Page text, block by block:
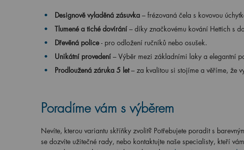
Designově vyladěná zásuvka – frézovaná čela s kovovou
Tlumené a tiché dovírání – díky značkovému kování Hettich s
Dřevěná police - pro odložení ručníků nebo osušek.
Unikátní provedení – Výběr mezi základními laky a elegantní
Prodloužená záruka 5 let – za kvalitou si stojíme a věříme, že
Poradíme vám s výběrem
Nevíte, kterou variantu skříňky zvolit? Potřebujete poradit s
se dozvíte užitečné rady, nebo kontaktujte naše specialisty, kteří